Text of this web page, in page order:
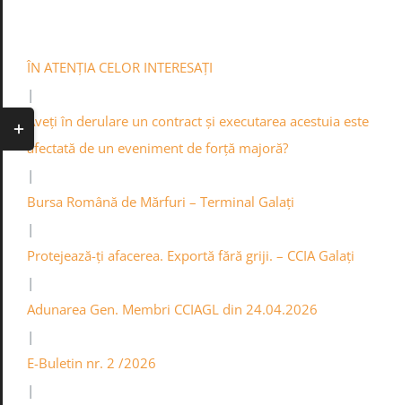
contentÎN ATENȚIA CELOR INTERESAȚI
|
Aveți în derulare un contract și executarea acestuia este
afectată de un eveniment de forță majoră?
|
Bursa Română de Mărfuri – Terminal Galați
|
Protejează-ți afacerea. Exportă fără griji. – CCIA Galați
|
Adunarea Gen. Membri CCIAGL din 24.04.2026
|
E-Buletin nr. 2 /2026
|
Toggle
Sliding
Area